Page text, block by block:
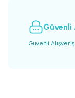
Güvenli
Güvenli Alışveriş